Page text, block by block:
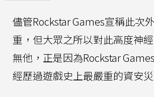
儘管Rockstar Games宣稱此次
重，但大眾之所以對此高度神
無他，正是因為Rockstar
經歷過遊戲史上最嚴重的資安